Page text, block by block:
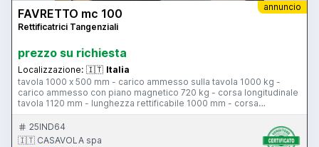
annuncio
FAVRETTO mc 100
Rettificatrici Tangenziali
prezzo su richiesta
Localizzazione: 🇮🇹 Italia
tavola 1000 x 500 mm - carico ammesso sulla tavola 1000 kg -
carico ammesso con piano magnetico 720 kg - corsa longitudinale
tavola 1120 mm - lunghezza rettificabile 1000 mm - corsa
trasversale testa 635 mm - larghezza rettificabile 700 mm - corsa
verticale testa 725 mm - altezza rettificabile 650 mm - motore mola
11 Hp - piano magnetico 1000 x 500 mm - CN Favretto
25IND64
🇮🇹 CASAVOLA spa